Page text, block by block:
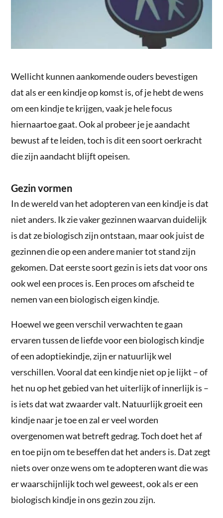
Wellicht kunnen aankomende ouders bevestigen
dat als er een kindje op komst is, of je hebt de wens
om een kindje te krijgen, vaak je hele focus
hiernaartoe gaat. Ook al probeer je je aandacht
bewust af te leiden, toch is dit een soort oerkracht
die zijn aandacht blijft opeisen.
Gezin vormen
In de wereld van het adopteren van een kindje is dat
niet anders. Ik zie vaker gezinnen waarvan duidelijk
is dat ze biologisch zijn ontstaan, maar ook juist de
gezinnen die op een andere manier tot stand zijn
gekomen. Dat eerste soort gezin is iets dat voor ons
ook wel een proces is. Een proces om afscheid te
nemen van een biologisch eigen kindje.
Hoewel we geen verschil verwachten te gaan
ervaren tussen de liefde voor een biologisch kindje
of een adoptiekindje, zijn er natuurlijk wel
verschillen. Vooral dat een kindje niet op je lijkt – of
het nu op het gebied van het uiterlijk of innerlijk is –
is iets dat wat zwaarder valt. Natuurlijk groeit een
kindje naar je toe en zal er veel worden
overgenomen wat betreft gedrag. Toch doet het af
en toe pijn om te beseffen dat het anders is. Dat zegt
niets over onze wens om te adopteren want die was
er waarschijnlijk toch wel geweest, ook als er een
biologisch kindje in ons gezin zou zijn.